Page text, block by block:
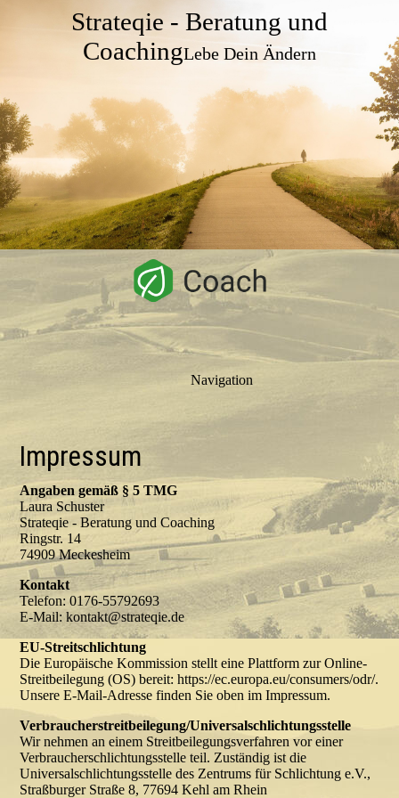
Strateqie - Beratung und
CoachingLebe Dein Ändern
Navigation
Impressum
Angaben gemäß § 5 TMG
Laura Schuster
Strateqie - Beratung und Coaching
Ringstr. 14
74909 Meckesheim
Kontakt
Telefon: 0176-55792693
E-Mail: kontakt@strateqie.de
EU-Streitschlichtung
Die Europäische Kommission stellt eine Plattform zur Online-
Streitbeilegung (OS) bereit: https://ec.europa.eu/consumers/odr/.
Unsere E-Mail-Adresse finden Sie oben im Impressum.
Verbraucher­streit­beilegung/Universal­schlichtungs­stelle
Wir nehmen an einem Streitbeilegungsverfahren vor einer
Verbraucherschlichtungsstelle teil. Zuständig ist die
Universalschlichtungsstelle des Zentrums für Schlichtung e.V.,
Straßburger Straße 8, 77694 Kehl am Rhein